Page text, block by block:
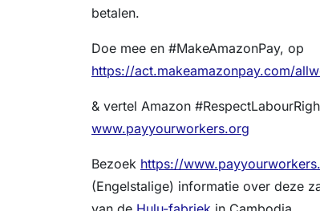
betalen.
Doe mee en #MakeAmazonPay, op
https://act.makeamazonpay.com/
& vertel Amazon
www.payyourworkers.org
Bezoek https://
(Engelstalige) informatie over deze